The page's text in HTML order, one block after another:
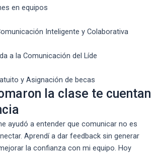
en equipos
Inteligente y Colaborativa
a la Comunicación del Líde
y Asignación de becas
la clase te cuentan
ayudó a entender que comunicar no es
Aprendí a dar feedback sin generar
la confianza con mi equipo. Hoy